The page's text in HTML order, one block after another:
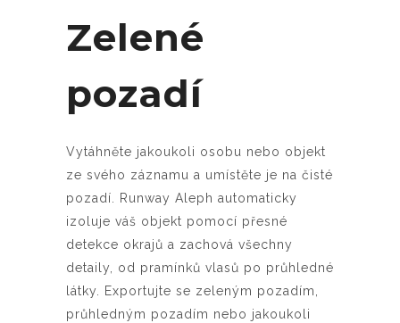
Zelené
pozadí
Vytáhněte jakoukoli osobu nebo objekt
ze svého záznamu a umístěte je na čisté
pozadí. Runway Aleph automaticky
izoluje váš objekt pomocí přesné
detekce okrajů a zachová všechny
detaily, od pramínků vlasů po průhledné
látky. Exportujte se zeleným pozadím,
průhledným pozadím nebo jakoukoli